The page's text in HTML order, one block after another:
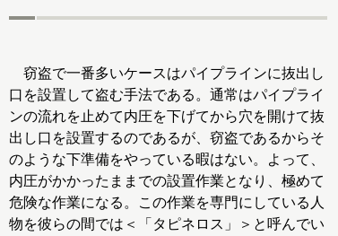
窃盗で一番多いケースはパイプラインに抜出し
口を設置して盗む手法である。通常はパイプライ
ンの流れを止めて内圧を下げてから穴を開けて抜
出し口を設置するのであるが、窃盗であるからそ
のような下準備をやっている暇はない。よって、
内圧がかかったままでの設置作業となり、極めて
危険な作業になる。この作業を専門にしている人
物を彼らの間では＜「タピネロス」＞と呼んでい